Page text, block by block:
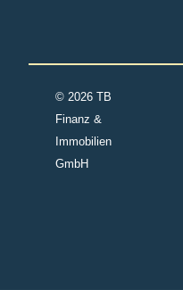
© 2026 TB
Finanz &
Immobilien
GmbH